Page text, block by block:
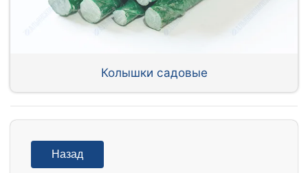
Колышки садовые
Назад